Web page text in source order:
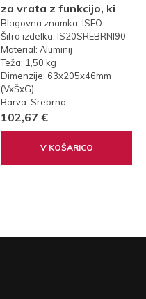
za vrata z funkcijo, ki
drži vrata odprta na
90°
Blagovna znamka: ISEO
Šifra izdelka: IS20SREBRNI90
Material: Aluminij
Teža: 1,50 kg
Dimenzije: 63x205x46mm
(VxŠxG)
Barva: Srebrna
102,67 €
V KOŠARICO